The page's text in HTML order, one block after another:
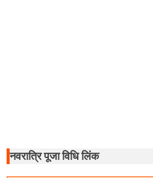
नवरात्रि पूजा विधि लिंक